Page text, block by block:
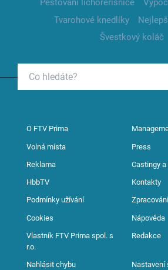
Pěstování lichořeřišnice
Tvarohové knedlíky
Švestkový koláč
O FTV Prima
Volná místa Press
Reklama Castingy a
HbbTV Kontakty
Podmínky užívání
Cookies Nápověda
Vlastník FTV Prima spol. s
r.o.
Redakce
Nahlásit chybu Nastavení